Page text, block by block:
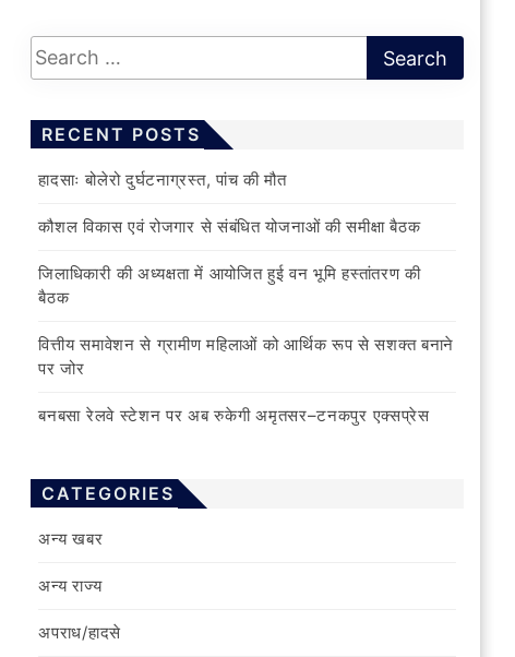
RECENT POSTS
हादसाः बोलेरो दुर्घटनाग्रस्त, पांच की मौत
कौशल विकास एवं रोजगार से संबंधित योजनाओं की समीक्षा बैठक
जिलाधिकारी की अध्यक्षता में आयोजित हुई वन भूमि हस्तांतरण की
बैठक
वित्तीय समावेशन से ग्रामीण महिलाओं को आर्थिक रूप से सशक्त बनाने
पर जोर
बनबसा रेलवे स्टेशन पर अब रुकेगी अमृतसर–टनकपुर एक्सप्रेस
CATEGORIES
अन्य खबर
अन्य राज्य
अपराध/हादसे